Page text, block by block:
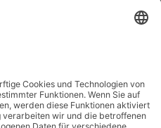
Damen
Damen
Laufschuhe Damen